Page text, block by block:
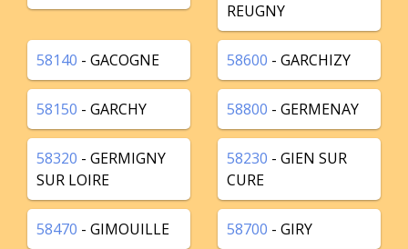
REUGNY
58140 - GACOGNE 58600 - GARCHIZY
58150 - GARCHY 58800 - GERMENAY
58320 - GERMIGNY
SUR LOIRE
58230 - GIEN SUR
CURE
58470 - GIMOUILLE 58700 - GIRY